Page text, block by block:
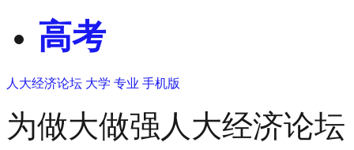
高考
人大经济论坛 大学 专业 手机版
为做大做强人大经济论